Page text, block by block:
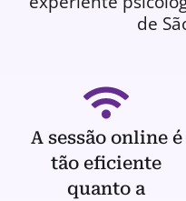
de
A sessão online é
tão eficiente
quanto a